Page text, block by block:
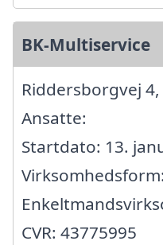
BK-Multiservice
Riddersborgvej
Ansatte:
Startdato: 13.
Virksomhedsform:
CVR: 43775995